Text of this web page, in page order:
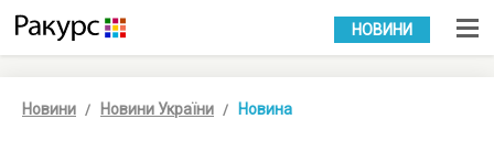
УКР РУС
НОВИНИ
Новини Новини України Новина